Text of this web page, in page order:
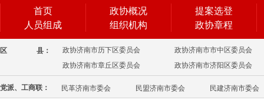
首页
人员组成
政协概况
组织机构
提案选登
政协章程
区 县： 政协济南市历下区委员会
政协济南市市中区委员会
政协济南市章丘区委员会
政协济南市济阳区委员会
党派、工商联： 民革济南市委会 民盟济南市委会 民建济南市委会